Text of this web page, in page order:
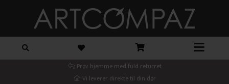
Prøv hjemme med fuld returret
Vi leverer direkte til din dør